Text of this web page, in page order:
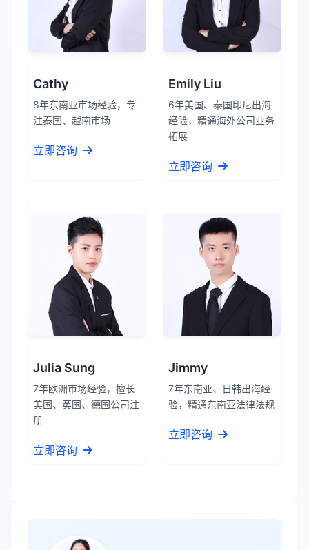
Cathy
8年东南亚市场经验，专
注泰国、越南市场
立即咨询
Emily Liu
6年美国、泰国印尼出海
经验，精通海外公司业务
拓展
立即咨询
Julia Sung
7年欧洲市场经验，擅长
美国、英国、德国公司注
册
立即咨询
Jimmy
7年东南亚、日韩出海经
验，精通东南亚法律法规
立即咨询